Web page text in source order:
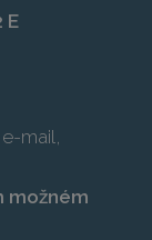
E
mail,
možném